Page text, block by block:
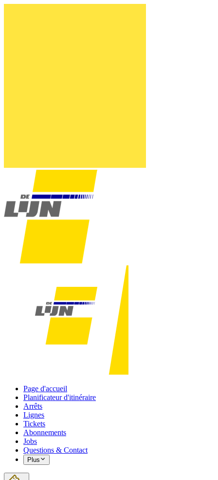
Page d'accueil
Planificateur d'itinéraire
Arrêts
Lignes
Tickets
Abonnements
Jobs
Questions & Contact
Plus